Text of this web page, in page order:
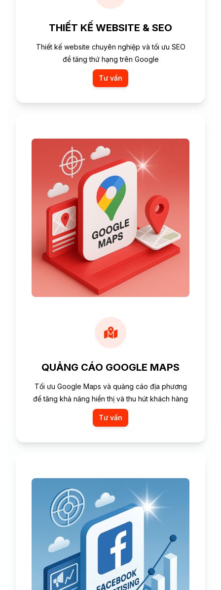
THIẾT KẾ WEBSITE & SEO
Thiết kế website chuyên nghiệp và tối ưu SEO
để tăng thứ hạng trên Google
Tư vấn
QUẢNG CÁO GOOGLE MAPS
Tối ưu Google Maps và quảng cáo địa phương
để tăng khả năng hiển thị và thu hút khách hàng
Tư vấn